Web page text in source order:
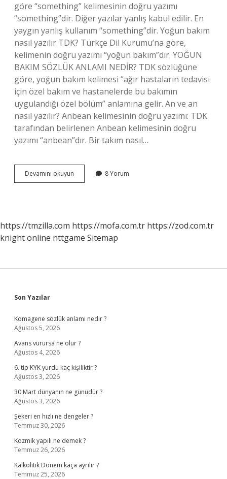
göre “something” kelimesinin doğru yazımı
“something”dir. Diğer yazılar yanlış kabul edilir. En
yaygın yanlış kullanım “something”dir. Yoğun bakım
nasıl yazılır TDK? Türkçe Dil Kurumu’na göre,
kelimenin doğru yazımı “yoğun bakım”dır. YOĞUN
BAKIM SÖZLÜK ANLAMI NEDİR? TDK sözlüğüne
göre, yoğun bakım kelimesi “ağır hastaların tedavisi
için özel bakım ve hastanelerde bu bakımın
uygulandığı özel bölüm” anlamına gelir. An ve an
nasıl yazılır? Anbean kelimesinin doğru yazımı: TDK
tarafından belirlenen Anbean kelimesinin doğru
yazımı “anbean”dır. Bir takım nasıl…
Devamını okuyun
Bakıma
8 Yorum
https://tmzilla.com https://mofa.com.tr https://zod.com.tr
knight online nttgame Sitemap
Sidebar
Son Yazılar
Komagene sözlük anlamı nedir ?
Ağustos 5, 2026
Avans vurursa ne olur ?
Ağustos 4, 2026
6. tip KYK yurdu kaç kişiliktir ?
Ağustos 3, 2026
30 Mart dünyanın ne günüdür ?
Ağustos 3, 2026
Şekeri en hızlı ne dengeler ?
Temmuz 30, 2026
Kozmik yapılı ne demek ?
Temmuz 26, 2026
Kalkolitik Dönem kaça ayrılır ?
Temmuz 25, 2026